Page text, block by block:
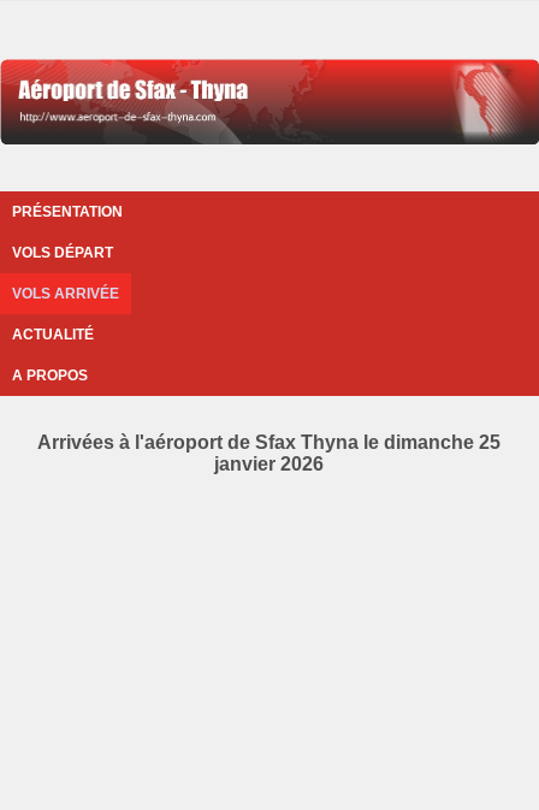
PRÉSENTATION
VOLS DÉPART
VOLS ARRIVÉE
ACTUALITÉ
A PROPOS
Arrivées à l'aéroport de Sfax Thyna le dimanche 25
janvier 2026